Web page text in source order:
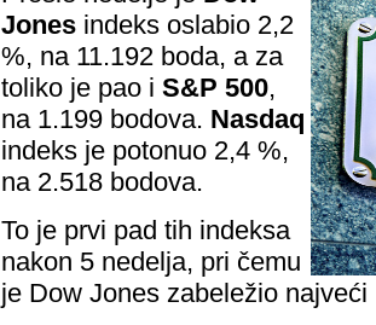
Jones indeks oslabio 2,2
%, na 11.192 boda, a za
toliko je pao i S&P 500,
na 1.199 bodova. Nasdaq
indeks je potonuo 2,4 %,
na 2.518 bodova.
To je prvi pad tih indeksa
nakon 5 nedelja, pri čemu
je Dow Jones zabeležio